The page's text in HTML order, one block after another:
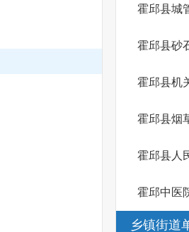
霍邱县城
霍邱县砂
霍邱县机
霍邱县烟
霍邱县人
霍邱中医
乡镇街道